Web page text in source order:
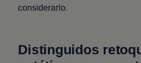
considerarlo.
Distinguidos